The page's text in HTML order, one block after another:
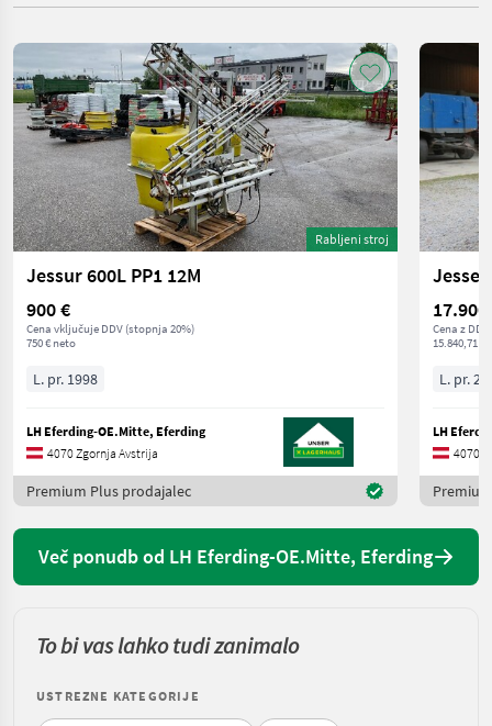
Rabljeni stroj
Jessur 600L PP1 12M
900 €
Cena vključuje DDV (stopnja 20%)
750 € neto
L. pr. 1998
LH Eferding-OE.Mitte, Eferding
4070 Zgornja Avstrija
Premium Plus prodajalec
17.900
Cena z
15.840,71 €
L. pr.
LH
4070
Več ponudb od LH Eferding-OE.Mitte, Eferding
To bi vas lahko tudi zanimalo
USTREZNE KATEGORIJE